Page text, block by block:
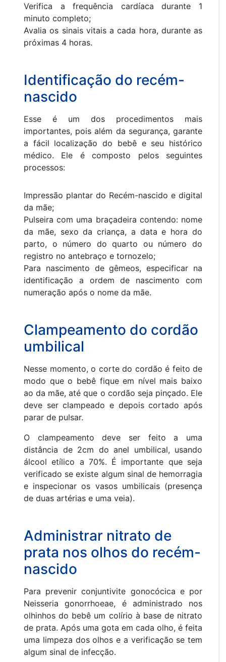
Verifica a frequência cardíaca durante 1
minuto completo;
Avalia os sinais vitais a cada hora, durante as
próximas 4 horas.
Identificação do recém-
nascido
Esse é um dos procedimentos mais
importantes, pois além da segurança, garante
a fácil localização do bebê e seu histórico
médico. Ele é composto pelos seguintes
processos:
Impressão plantar do Recém-nascido e digital
da mãe;
Pulseira com uma braçadeira contendo: nome
da mãe, sexo da criança, a data e hora do
parto, o número do quarto ou número do
registro no antebraço e tornozelo;
Para nascimento de gêmeos, especificar na
identificação a ordem de nascimento com
numeração após o nome da mãe.
Clampeamento do cordão
umbilical
Nesse momento, o corte do cordão é feito de
modo que o bebê fique em nível mais baixo
ao da mãe, até que o cordão seja pinçado. Ele
deve ser clampeado e depois cortado após
parar de pulsar.
O clampeamento deve ser feito a uma
distância de 2cm do anel umbilical, usando
álcool etílico a 70%. É importante que seja
verificado se existe algum sinal de hemorragia
e inspecionar os vasos umbilicais (presença
de duas artérias e uma veia).
Administrar nitrato de
prata nos olhos do recém-
nascido
Para prevenir conjuntivite gonocócica e por
Neisseria gonorrhoeae, é administrado nos
olhinhos do bebê um colírio à base de nitrato
de prata. Após uma gota em cada olho, é feita
uma limpeza dos olhos e a verificação se tem
algum sinal de infecção.